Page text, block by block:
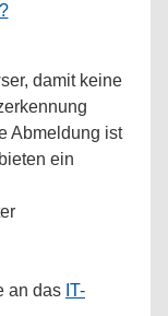
damit keine
Abmeldung ist
ein
an das IT-